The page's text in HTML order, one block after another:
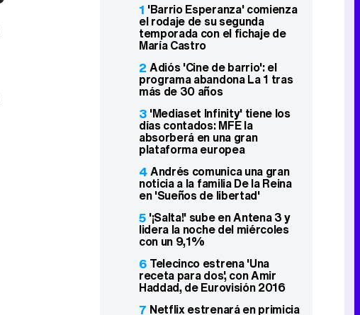
1 'Barrio Esperanza' comienza
el rodaje de su segunda
temporada con el fichaje de
María Castro
2 Adiós 'Cine de barrio': el
programa abandona La 1 tras
más de 30 años
3 'Mediaset Infinity' tiene los
días contados: MFE la
absorberá en una gran
plataforma europea
4Andrés comunica una gran
noticia a la familia De la Reina
en 'Sueños de libertad'
5 '¡Salta!' sube en Antena 3 y
lidera la noche del miércoles
con un 9,1%
6 Telecinco estrena 'Una
receta para dos', con Amir
Haddad, de Eurovisión 2016
7 Netflix estrenará en primicia